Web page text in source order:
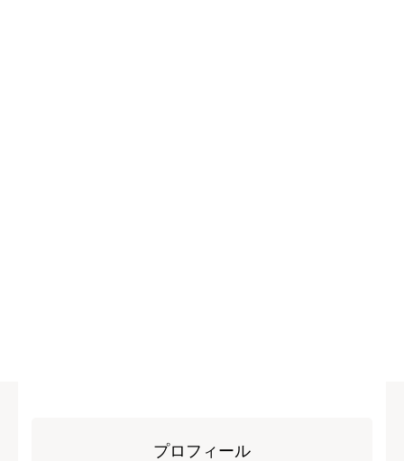
プロフィール